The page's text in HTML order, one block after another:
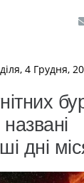
4 Грудня,
дні